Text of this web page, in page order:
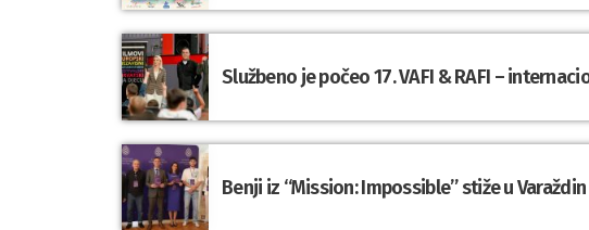
Službeno je počeo 17. VAFI & RAFI –
Benji iz “Mission: Impossible” stiže u